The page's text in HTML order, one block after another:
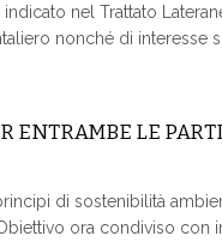
nel Trattato
nonché di interesse
ENTRAMBE LE
di sostenibilità
ora condiviso con